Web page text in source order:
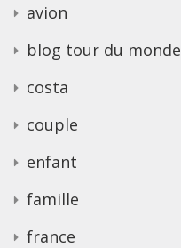
avion
blog tour du monde
costa
couple
enfant
famille
france